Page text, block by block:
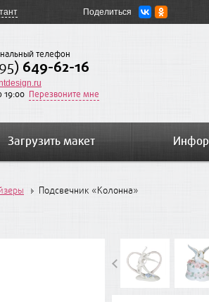
Поделиться
телефон
649-62-16
19:00 Перезвоните мне
Загрузить макет
Подсвечник «Колонна»